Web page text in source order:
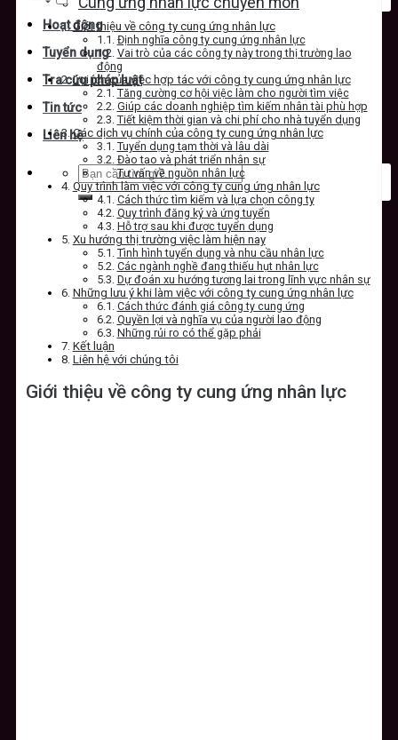
Hoạt động
Tuyển dụng
Tra cứu pháp luật
Tin tức
Liên hệ
Giới thiệu về công ty cung ứng nhân lực
Định nghĩa công ty cung ứng nhân lực
Vai trò của các công ty này trong thị trường lao
động
Lợi ích của việc hợp tác với công ty cung ứng nhân lực
Tăng cường cơ hội việc làm cho người tìm việc
Giúp các doanh nghiệp tìm kiếm nhân tài phù hợp
Tiết kiệm thời gian và chi phí cho nhà tuyển dụng
Các dịch vụ chính của công ty cung ứng nhân lực
Tuyển dụng tạm thời và lâu dài
Đào tạo và phát triển nhân sự
Tư vấn về nguồn nhân lực
Quy trình làm việc với công ty cung ứng nhân lực
Cách thức tìm kiếm và lựa chọn công ty
Quy trình đăng ký và ứng tuyển
Hỗ trợ sau khi được tuyển dụng
Xu hướng thị trường việc làm hiện nay
Tình hình tuyển dụng và nhu cầu nhân lực
Các ngành nghề đang thiếu hụt nhân lực
Dự đoán xu hướng tương lai trong lĩnh vực nhân sự
Những lưu ý khi làm việc với công ty cung ứng nhân lực
Cách thức đánh giá công ty cung ứng
Quyền lợi và nghĩa vụ của người lao động
Những rủi ro có thể gặp phải
Kết luận
Liên hệ với chúng tôi
Giới thiệu về công ty cung ứng nhân lực